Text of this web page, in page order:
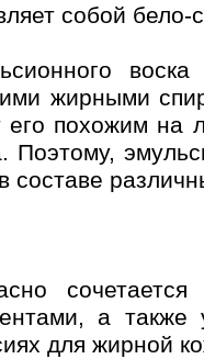
собой бело-
жирными
его похожим на
Поэтому,
а
для жирной